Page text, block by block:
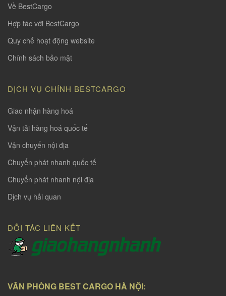
Về BestCargo
Hợp tác với BestCargo
Quy chế hoạt động website
Chính sách bảo mật
DỊCH VỤ CHÍNH BESTCARGO
Giao nhận hàng hoá
Vận tải hàng hoá quốc tế
Vận chuyển nội địa
Chuyển phát nhanh quốc tế
Chuyển phát nhanh nội địa
Dịch vụ hải quan
ĐỐI TÁC LIÊN KẾT
VĂN PHÒNG BEST CARGO HÀ NỘI: